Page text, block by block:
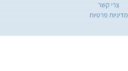
צרי קשר
מדיניות פרטיות